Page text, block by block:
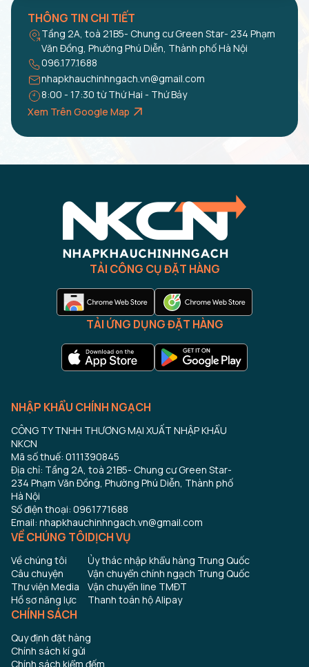
THÔNG TIN CHI TIẾT
Tầng 2A, toà 21B5- Chung cư Green Star- 234 Phạm
Văn Đồng, Phường Phú Diễn, Thành phố Hà Nội
096.177.1688
nhapkhauchinhngach.vn@gmail.com
8:00 - 17:30 từ Thứ Hai - Thứ Bảy
Xem Trên Google Map
TẢI CÔNG CỤ ĐẶT HÀNG
TẢI ỨNG DỤNG ĐẶT HÀNG
NHẬP KHẨU CHÍNH NGẠCH
CÔNG TY TNHH THƯƠNG MẠI XUẤT NHẬP KHẨU
NKCN
Mã số thuế: 0111390845
Địa chỉ: Tầng 2A, toà 21B5- Chung cư Green Star-
234 Phạm Văn Đồng, Phường Phú Diễn, Thành phố
Hà Nội
Số điện thoại: 0961771688
Email: nhapkhauchinhngach.vn@gmail.com
VỀ CHÚNG TÔI
Về chúng tôi
Câu chuyện
Thư viện Media
Hồ sơ năng lực
DỊCH VỤ
Ủy thác nhập khẩu hàng Trung Quốc
Vận chuyển chính ngạch Trung Quốc
Vận chuyển line TMĐT
Thanh toán hộ Alipay
CHÍNH SÁCH
Quy định đặt hàng
Chính sách kí gửi
Chính sách kiểm đếm